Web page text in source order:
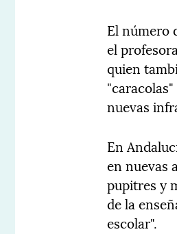
El número
el
quien
nuevas
En
en nuevas
pupitres y
de la
escolar".